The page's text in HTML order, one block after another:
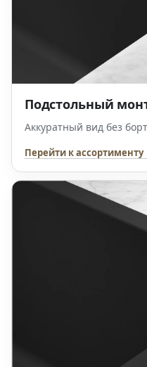
Подстольный
Аккуратный вид без
Перейти к ассортименту